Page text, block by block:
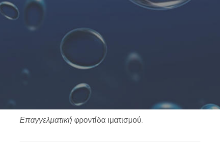
Επαγγελματική φροντίδα ιματισμού.